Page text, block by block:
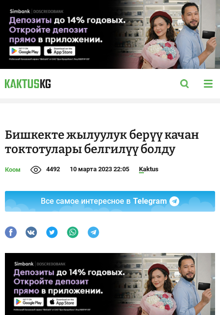
Бишкекте жылуулук берүү качан
токтотулары белгилүү болду
Коом 4492 10 марта 2023 22:05 Kaktus
Все самое интересное в Telegram